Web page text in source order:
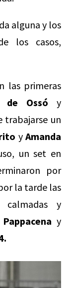
alguna y los
los casos,
las primeras
de Ossó y
trabajarse un
yAmanda
un set en
por
la tarde las
calmadas y
y